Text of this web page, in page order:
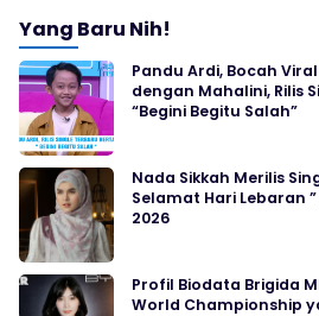
Yang Baru Nih!
Pandu Ardi, Bocah
dengan Mahalini, Rilis
“Begini Begitu Salah”
Nada Sikkah Merilis
Selamat Hari Lebaran
2026
Profil Biodata Brigida
World Championship